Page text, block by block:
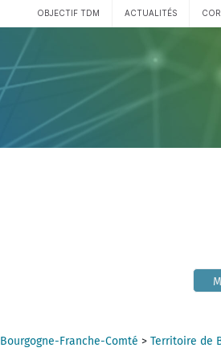
OBJECTIF TDM ACTUALITÉS
Bourgogne-Franche-Comté > Territoire de